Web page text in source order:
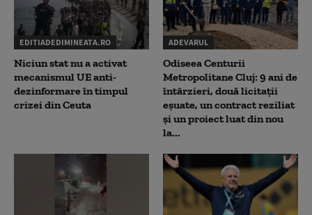
EDITIADEDIMINEATA.RO
Niciun stat nu a activat
mecanismul UE anti-
dezinformare în timpul
crizei din Ceuta
ADEVARUL
Odiseea Centurii
Metropolitane Cluj: 9 ani de
întârzieri, două licitații
eșuate, un contract reziliat
și un proiect luat din nou
la...